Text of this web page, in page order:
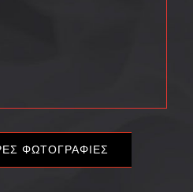
ΦΩΤΟΓΡΑΦΊΕΣ